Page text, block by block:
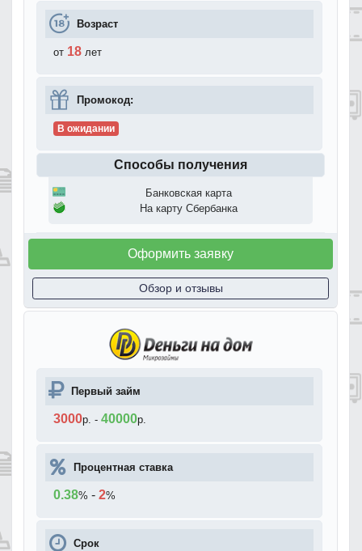
Возраст
от 18 лет
Промокод:
В ожидании
Способы получения
Банковская карта
На карту Сбербанка
Оформить заявку
Обзор и отзывы
Первый займ
3000р. - 40000р.
Процентная ставка
0.38% - 2%
Срок